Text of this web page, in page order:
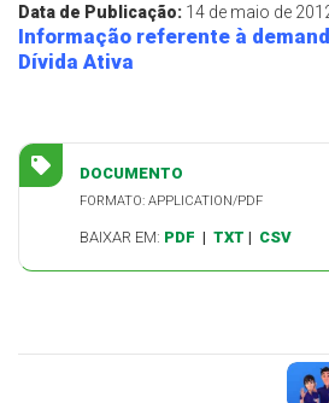
Data de Publicação: 14 de maio de
Informação referente à
Dívida Ativa
DOCUMENTO
FORMATO: APPLICATION/PDF
BAIXAR EM: PDF | TXT | CSV